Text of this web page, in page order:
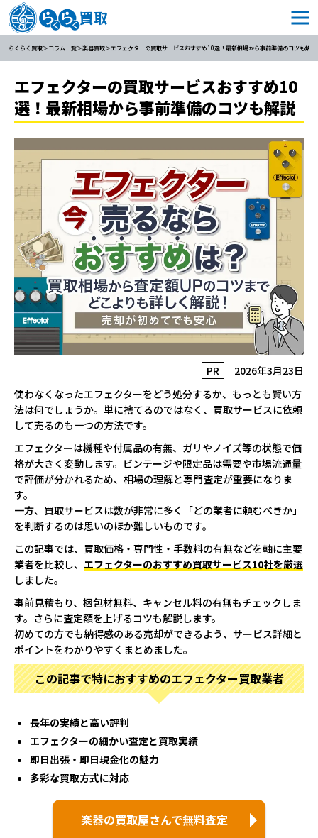
らくらく買取 コラム一覧 楽器買取 エフェクターの買取サービスおすすめ10選！最新相場から事前準備のコツも解説
エフェクターの買取サービスおすすめ10
選！最新相場から事前準備のコツも解説
PR
2026年3月23日
使わなくなったエフェクターをどう処分するか、もっとも賢い方
法は何でしょうか。単に捨てるのではなく、買取サービスに依頼
して売るのも一つの方法です。
エフェクターは機種や付属品の有無、ガリやノイズ等の状態で価
格が大きく変動します。ビンテージや限定品は需要や市場流通量
で評価が分かれるため、相場の理解と専門査定が重要になりま
す。
一方、買取サービスは数が非常に多く「どの業者に頼むべきか」
を判断するのは思いのほか難しいものです。
この記事では、買取価格・専門性・手数料の有無などを軸に主要
業者を比較し、 エフェクターのおすすめ買取サービス10社を厳選
しました。
事前見積もり、梱包材無料、キャンセル料の有無もチェックしま
す。さらに査定額を上げるコツも解説します。
初めての方でも納得感のある売却ができるよう、サービス詳細と
ポイントをわかりやすくまとめました。
この記事で特におすすめのエフェクター買取業者
長年の実績と高い評判
エフェクターの細かい査定と買取実績
即日出張・即日現金化の魅力
多彩な買取方式に対応
楽器の買取屋さんで無料査定